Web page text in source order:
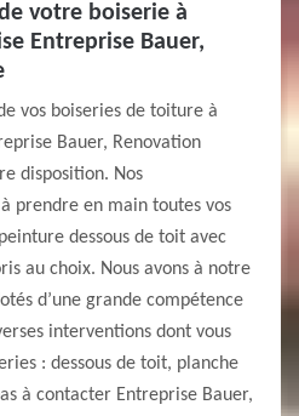
votre boiserie à
Entreprise Bauer,
vos boiseries de toiture à
Bauer, Renovation
disposition. Nos
prendre en main toutes vos
dessous de toit avec
au choix. Nous avons à notre
d’une grande compétence
interventions dont vous
: dessous de toit, planche
à contacter Entreprise Bauer,